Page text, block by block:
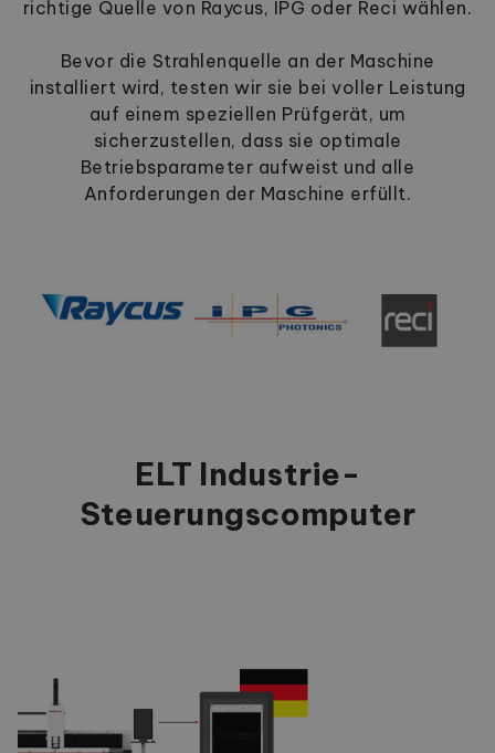
richtige Quelle von Raycus, IPG oder Reci wählen.
Bevor die Strahlenquelle an der Maschine
installiert wird, testen wir sie bei voller Leistung
auf einem speziellen Prüfgerät, um
sicherzustellen, dass sie optimale
Betriebsparameter aufweist und alle
Anforderungen der Maschine erfüllt.
ELT Industrie-
Steuerungscomputer